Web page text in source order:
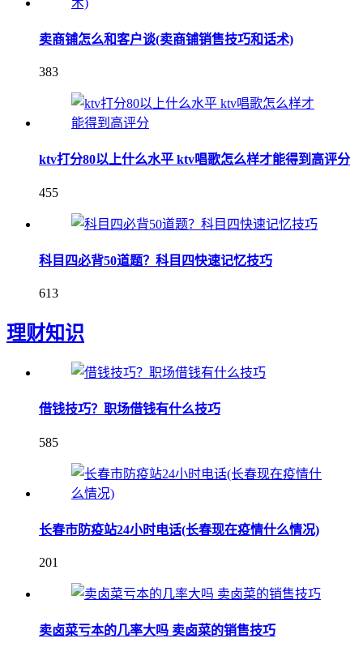
卖商铺怎么和客户谈(卖商铺销售技巧和话术)
383
ktv打分80以上什么水平 ktv唱歌怎么样才能得到高评分
455
科目四必背50道题？科目四快速记忆技巧
613
理财知识
借钱技巧？职场借钱有什么技巧
585
长春市防疫站24小时电话(长春现在疫情什么情况)
201
卖卤菜亏本的几率大吗 卖卤菜的销售技巧